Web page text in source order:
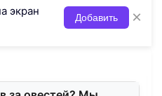
экран
Добавить ×